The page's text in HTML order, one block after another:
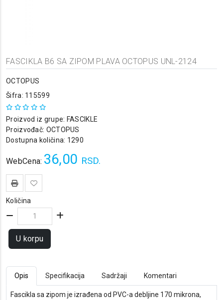
FASCIKLA B6 SA ZIPOM PLAVA OCTOPUS UNL-2124
OCTOPUS
Šifra: 115599
Proizvod iz grupe: FASCIKLE
Proizvođač: OCTOPUS
Dostupna količina: 1290
WebCena: 36,00 RSD.
Količina
U korpu
Opis Specifikacija Sadržaji Komentari
Fascikla sa zipom je izrađena od PVC-a debljine 170 mikrona,